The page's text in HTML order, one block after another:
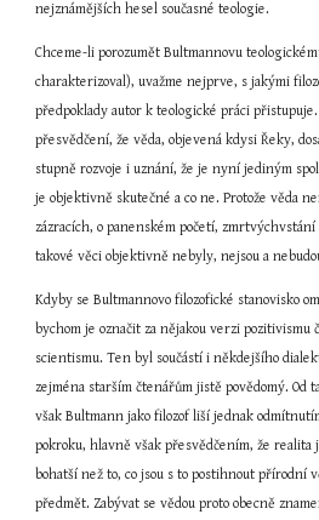
nejznámějších hesel současné teologie.
Chceme-li porozumět Bultmannovu
charakterizoval), uvažme nejprve, s jakými
předpoklady autor k teologické práci
přesvědčení, že věda, objevená kdysi Řeky,
stupně rozvoje i uznání, že je nyní jediným
je objektivně skutečné a co ne. Protože věda
zázracích, o panenském početí,
takové věci objektivně nebyly, nejsou a
Kdyby se Bultmannovo filozofické stanovisko
bychom je označit za nějakou verzi
scientismu. Ten byl součástí i někdejšího
zejména starším čtenářům jistě povědomý. Od
však Bultmann jako filozof liší jednak
pokroku, hlavně však přesvědčením, že
bohatší než to, co jsou s to postihnout přírodní
předmět. Zabývat se vědou proto obecně